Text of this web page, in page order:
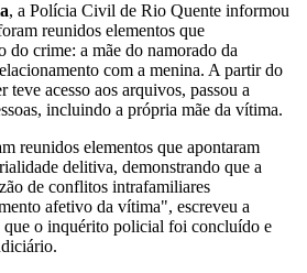
, a Polícia Civil de Rio Quente informou
reunidos elementos que
do crime: a mãe do namorado da
com a menina. A partir do
teve acesso aos arquivos, passou a
incluindo a própria mãe da vítima.
reunidos elementos que apontaram
delitiva, demonstrando que a
de conflitos intrafamiliares
afetivo da vítima", escreveu a
que o inquérito policial foi concluído e